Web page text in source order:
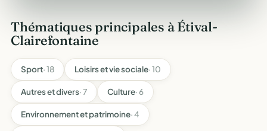
Thématiques principales à Étival-
Clairefontaine
Sport· 18 Loisirs et vie sociale· 10
Autres et divers· 7 Culture· 6
Environnement et patrimoine· 4